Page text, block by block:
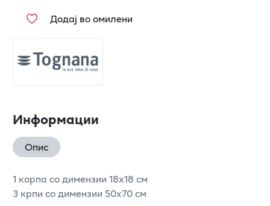
Додај во омилени
Информации
Опис
1 корпа со димензии 18x18 см
3 крпи со димензии 50x70 см